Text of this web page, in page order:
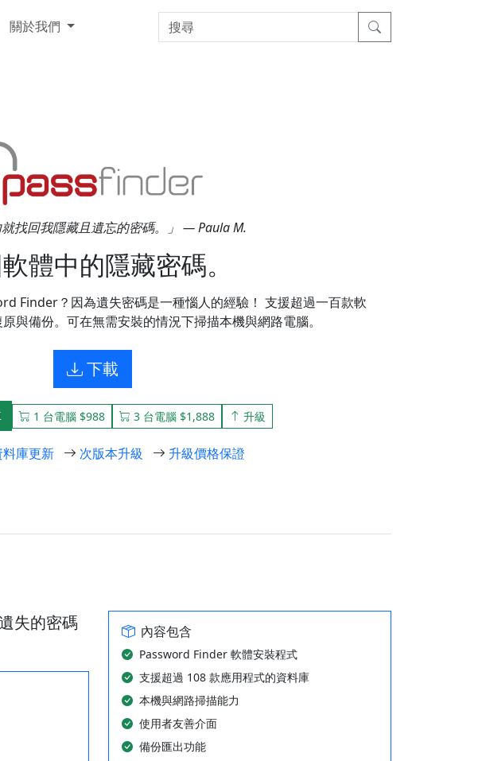
關於我們
就找回我隱藏且遺忘的密碼。」 — Paula M.
體中的隱藏密碼。
Finder？因為遺失密碼是一種惱人的經驗！ 支援超過一百款軟
與備份。可在無需安裝的情況下掃描本機與網路電腦。
下載
1 台電腦 $988 3 台電腦 $1,888 升級
料庫更新 次版本升級 升級價格保證
失的密碼
內容包含
Password Finder 軟體安裝程式
支援超過 108 款應用程式的資料庫
本機與網路掃描能力
使用者友善介面
備份匯出功能